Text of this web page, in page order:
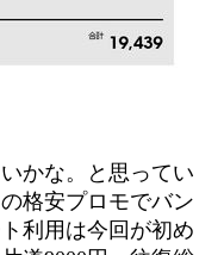
かな。と思ってい
格安プロモでバン
利用は今回が初め